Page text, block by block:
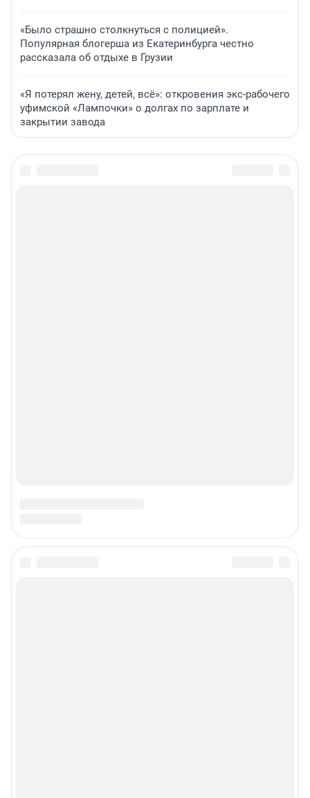
«Было страшно столкнуться с полицией».
Популярная блогерша из Екатеринбурга честно
рассказала об отдыхе в Грузии
«Я потерял жену, детей, всё»: откровения экс-рабочего
уфимской «Лампочки» о долгах по зарплате и
закрытии завода